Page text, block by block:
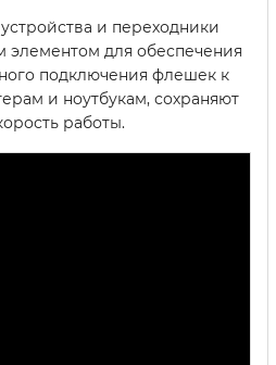
и переходники
элементом для обеспечения
подключения флешек к
и ноутбукам, сохраняют
работы.